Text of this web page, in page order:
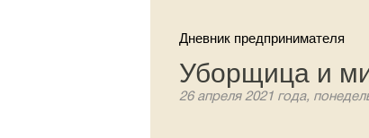
Дневник предпринимателя
Уборщица и
26 апреля 2021 года,